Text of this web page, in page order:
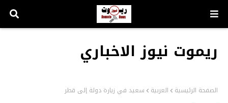
ريموت نيوز الاخباري
الصفحة الرئيسية العربية سعيد في زيارة دولة إلى قطر